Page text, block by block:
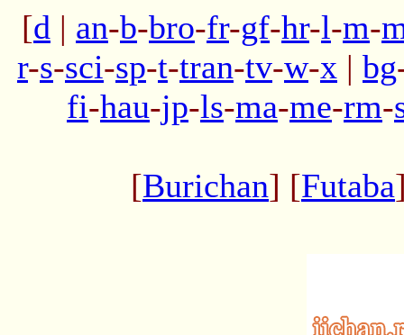
[d | an-b-bro-fr-gf-hr-l-m-
r-s-sci-sp-t-tran-tv-w-x | bg
fi-hau-jp-ls-ma-me-rm-
[Burichan] [Futaba